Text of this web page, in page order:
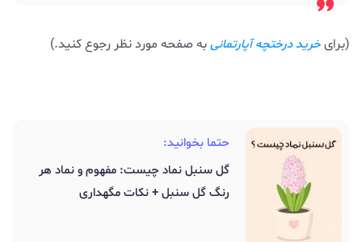
(برایخرید درختچه آپارتمانیبه صفحه مورد نظر رجوع کنید.)
حتما بخوانید:
گل سنبل نماد چیست: مفهوم و نماد هر
رنگ گل سنبل + نکات مگهداری